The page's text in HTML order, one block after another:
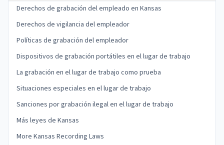
Derechos de grabación del empleado en Kansas
Derechos de vigilancia del empleador
Políticas de grabación del empleador
Dispositivos de grabación portátiles en el lugar de trabajo
La grabación en el lugar de trabajo como prueba
Situaciones especiales en el lugar de trabajo
Sanciones por grabación ilegal en el lugar de trabajo
Más leyes de Kansas
More Kansas Recording Laws